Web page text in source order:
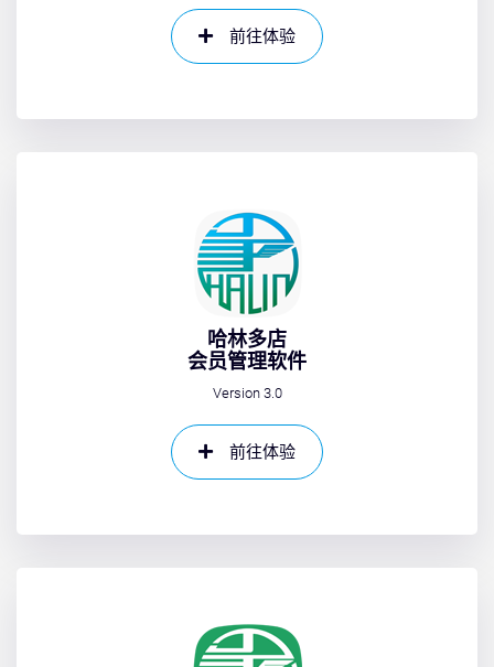
前往体验
哈林多店
会员管理软件
Version 3.0
前往体验